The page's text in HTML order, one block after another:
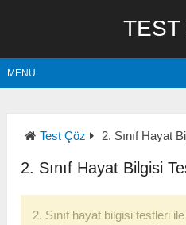
TEST
MENU
Test Çöz 2. Sınıf Hayat
2. Sınıf Hayat Bilgisi
2. Sınıf hayat bilgisi testleri